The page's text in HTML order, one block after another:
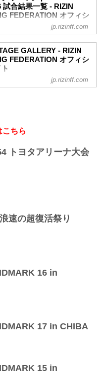
9試合までのvol.2はこちら
鈴木博昭 vs. 平本蓮
山本美憂 vs. 大島沙緒里
4
砂辺光久 vs. 中務修良
グォン2
G...
試合結果一覧 - RIZIN
FEDERATION オフィシ
ルール：5分 3R（66.0kg）
鈴木博昭 vs. 平本蓮（WIN）
2）
／山本美憂 vs. 大島沙緒里
詳細
ルール：5分 3R（54.0kg）
jp.rizinff.com
GALLERY - RIZIN
FEDERATION オフィシ
GALLERY の記事一覧 - 格
イティング フェデレーショ
jp.rizinff.com
ちら
トヨタアリーナ大会
速の超復活祭り
16 in
17 in CHIBA
15 in